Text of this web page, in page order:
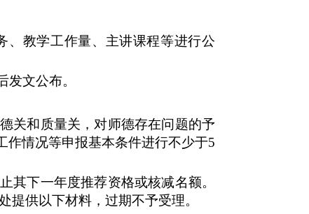
、教学工作量、主讲课程等进行公
文公布。
关和质量关，对师德存在问题的予
作情况等申报基本条件进行不少于5
其下一年度推荐资格或核减名额。
提供以下材料，过期不予受理。